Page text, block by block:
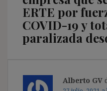
ERTE por
COVID-19 y
paralizada
Alberto GV